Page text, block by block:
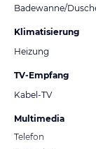
Badewanne/
Klimatisierung
Heizung
TV-Empfang
Kabel-TV
Multimedia
Telefon